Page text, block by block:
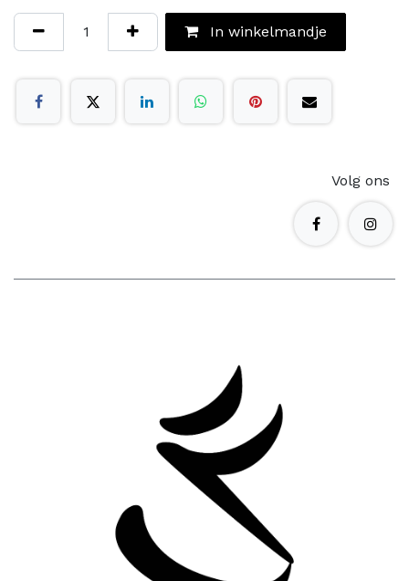
In winkelmandje
Volg ons